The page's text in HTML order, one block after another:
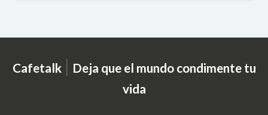
Cafetalk | Deja que el mundo condimente tu
vida